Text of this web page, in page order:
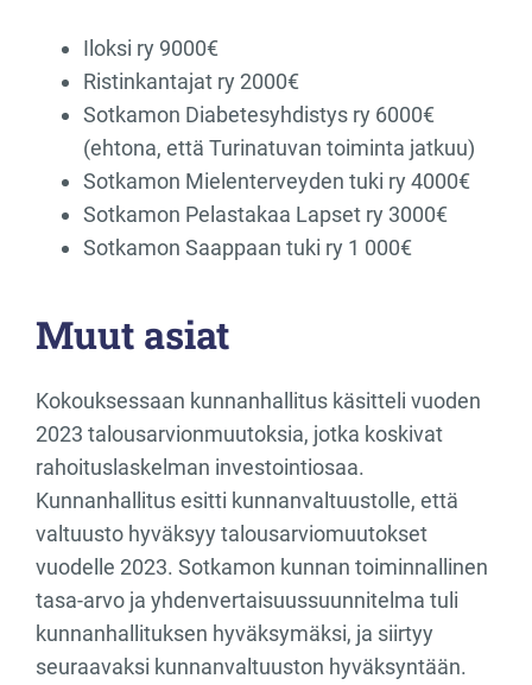
Iloksi ry 9000€
Ristinkantajat ry 2000€
Sotkamon Diabetesyhdistys ry 6000€
(ehtona, että Turinatuvan toiminta jatkuu)
Sotkamon Mielenterveyden tuki ry 4000€
Sotkamon Pelastakaa Lapset ry 3000€
Sotkamon Saappaan tuki ry 1 000€
Muut asiat
Kokouksessaan kunnanhallitus käsitteli vuoden
2023 talousarvionmuutoksia, jotka koskivat
rahoituslaskelman investointiosaa.
Kunnanhallitus esitti kunnanvaltuustolle, että
valtuusto hyväksyy talousarviomuutokset
vuodelle 2023. Sotkamon kunnan toiminnallinen
tasa-arvo ja yhdenvertaisuussuunnitelma tuli
kunnanhallituksen hyväksymäksi, ja siirtyy
seuraavaksi kunnanvaltuuston hyväksyntään.